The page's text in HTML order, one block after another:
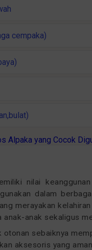
cempaka)
nilai
dalam
merayakan
anak-anak sekaligus
otonan sebaiknya
aksesoris yang